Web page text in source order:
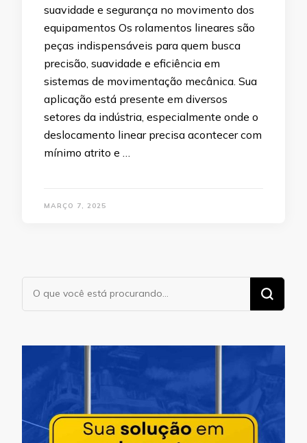
suavidade e segurança no movimento dos
equipamentos Os rolamentos lineares são
peças indispensáveis para quem busca
precisão, suavidade e eficiência em
sistemas de movimentação mecânica. Sua
aplicação está presente em diversos
setores da indústria, especialmente onde o
deslocamento linear precisa acontecer com
mínimo atrito e …
MARÇO 7, 2025
Procurando
algo?